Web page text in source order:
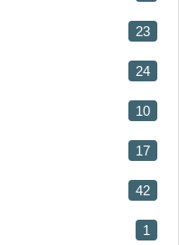
23
24
10
17
42
1